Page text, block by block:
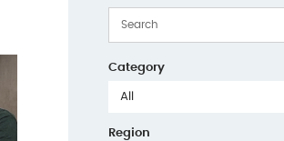
Category
All
Region